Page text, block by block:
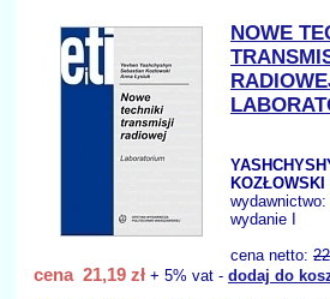
NOWE
wydawnictwo:
wydanie I
cena netto:
cena 21,19 zł + 5% vat - dodaj do